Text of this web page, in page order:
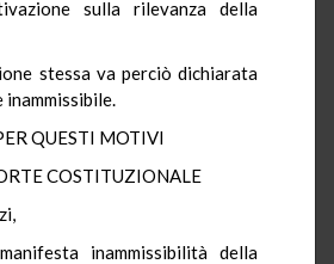
sulla rilevanza della
stessa va perciò dichiarata
QUESTI MOTIVI
COSTITUZIONALE
inammissibilità della